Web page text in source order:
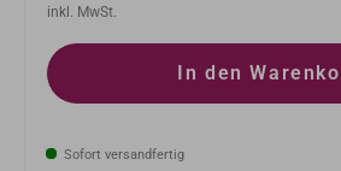
Preis
inkl. MwSt.
In den
Sofort versandfertig